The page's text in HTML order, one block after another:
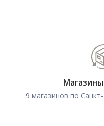
9 магазинов по